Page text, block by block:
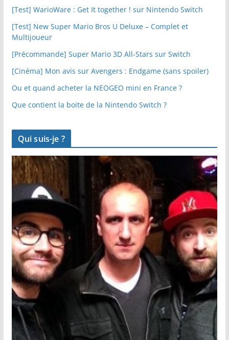
[Test] WarioWare : Get It together ! sur Nintendo Switch
[Test] New Super Mario Bros U Deluxe – Complet et
Multijoueur
[Précommande] Super Mario 3D All-Stars sur Switch
[Cinéma] Mon avis sur Avengers : Endgame (sans spoiler)
Ou et quand acheter la NEOGEO mini en France ?
Que contient la boite de la Nintendo Switch ?
Qui suis-je ?